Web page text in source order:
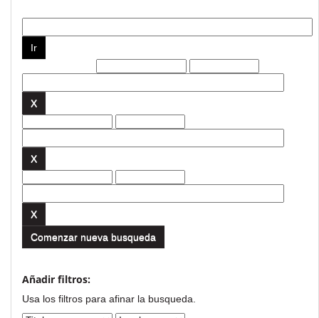
Comenzar nueva busqueda
Añadir filtros:
Usa los filtros para afinar la busqueda.